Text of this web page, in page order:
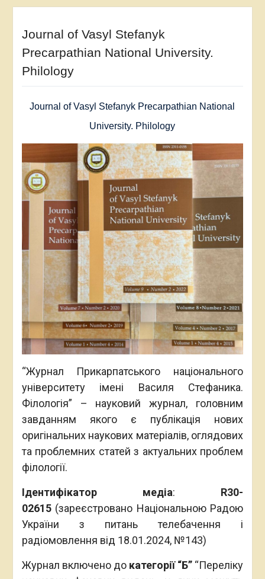
Journal of Vasyl Stefanyk
Precarpathian National University.
Philology
Journal of Vasyl Stefanyk Precarpathian National
University. Philology
“Журнал Прикарпатського національного
університету імені Василя Стефаника.
Філологія” – науковий журнал, головним
завданням якого є публікація нових
оригінальних наукових матеріалів, оглядових
та проблемних статей з актуальних проблем
філології.
Ідентифікатор медіа: R30-
02615 (зареєстровано Національною Радою
України з питань телебачення і
радіомовлення від 18.01.2024, №143)
Журнал включено до категорії“Б” “Переліку